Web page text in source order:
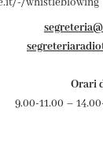
Orari
9.00-11.00 –